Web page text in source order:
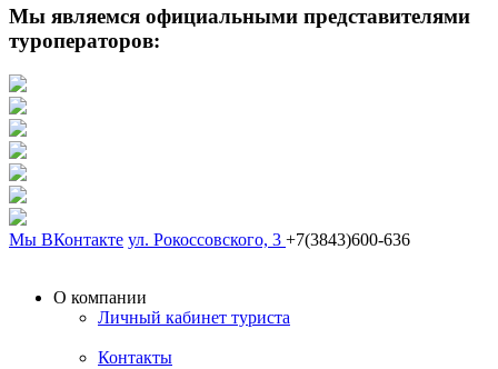
Мы являемся официальными представителями
туроператоров:
Мы ВКонтакте ул. Рокоссовского, 3 +7(3843)600-636
О компании
Личный кабинет туриста
Контакты